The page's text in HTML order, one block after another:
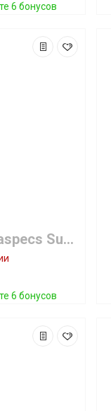
6 бонусов
Очки Seaspecs Sunset Specs
6 бонусов